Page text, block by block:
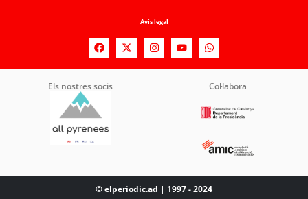
Avís legal
Els nostres socis Col·labora
© elperiodic.ad | 1997 - 2024